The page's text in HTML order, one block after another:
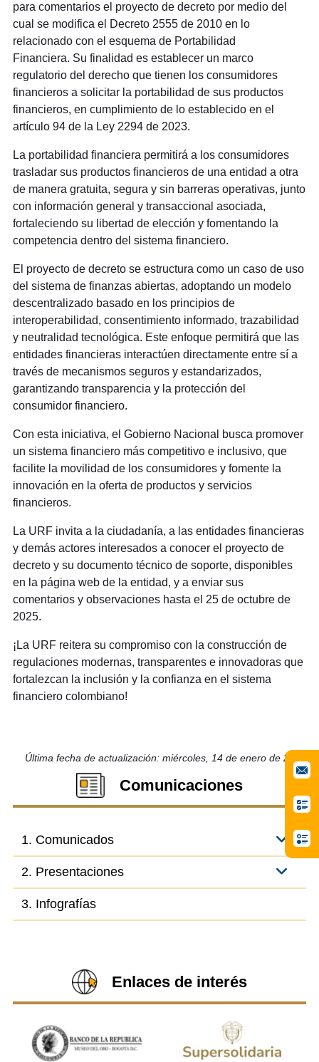
para comentarios el proyecto de decreto por medio del
cual se modifica el Decreto 2555 de 2010 en lo
relacionado con el esquema de Portabilidad
Financiera. Su finalidad es establecer un marco
regulatorio del derecho que tienen los consumidores
financieros a solicitar la portabilidad de sus productos
financieros, en cumplimiento de lo establecido en el
artículo 94 de la Ley 2294 de 2023.
La portabilidad financiera permitirá a los consumidores
trasladar sus productos financieros de una entidad a otra
de manera gratuita, segura y sin barreras operativas, junto
con información general y transaccional asociada,
fortaleciendo su libertad de elección y fomentando la
competencia dentro del sistema financiero.
El proyecto de decreto se estructura como un caso de uso
del sistema de finanzas abiertas, adoptando un modelo
descentralizado basado en los principios de
interoperabilidad, consentimiento informado, trazabilidad
y neutralidad tecnológica. Este enfoque permitirá que las
entidades financieras interactúen directamente entre sí a
través de mecanismos seguros y estandarizados,
garantizando transparencia y la protección del
consumidor financiero.
Con esta iniciativa, el Gobierno Nacional busca promover
un sistema financiero más competitivo e inclusivo, que
facilite la movilidad de los consumidores y fomente la
innovación en la oferta de productos y servicios
financieros.
La URF invita a la ciudadanía, a las entidades financieras
y demás actores interesados a conocer el proyecto de
decreto y su documento técnico de soporte, disponibles
en la página web de la entidad, y a enviar sus
comentarios y observaciones hasta el 25 de octubre de
2025.
¡La URF reitera su compromiso con la construcción de
regulaciones modernas, transparentes e innovadoras que
fortalezcan la inclusión y la confianza en el sistema
financiero colombiano!
Última fecha de actualización: miércoles, 14 de enero de 2026
Comunicaciones
1. Comunicados
2. Presentaciones
3. Infografías
Enlaces de interés